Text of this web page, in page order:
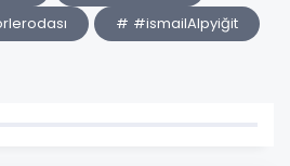
# #ismailAlpyiğit